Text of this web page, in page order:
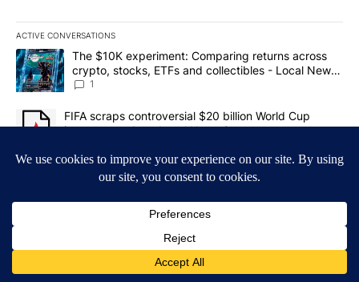
ACTIVE CONVERSATIONS
The following is a list of the most commented articles in the last
A trending article titled "The $10K experiment: Comparing
The $10K experiment: Comparing returns across
crypto, stocks, ETFs and collectibles - Local News
8
1
A trending article titled "FIFA scraps controversial $20 billion
FIFA scraps controversial $20 billion World Cup
investment plan - Local News 8
Powered by